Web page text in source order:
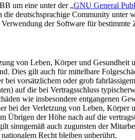
um eine unter der „GNU General
die deutschsprachige Community
der Software für
von Leben, Körper und
Dies gilt auch für mittelbare
bei vorsätzlichem oder grob
auf die bei Vertragsschluss
wie insbesondere entgangenen
bei der Verletzung von Leben, Körper
Übrigen der Höhe nach auf die
sinngemäß auch zugunsten der
Recht bleiben unberührt.